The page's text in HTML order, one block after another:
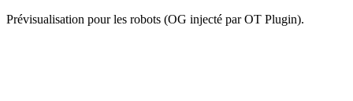
Prévisualisation pour les robots (OG injecté par OT Plugin).